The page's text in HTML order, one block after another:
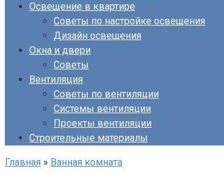
Освещение в квартире
Советы по настройке освещения
Дизайн освещения
Окна и двери
Советы
Вентиляция
Советы по вентиляции
Системы вентиляции
Проекты вентиляции
Строительные материалы
Главная » Ванная комната